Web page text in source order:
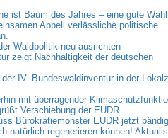
ist Baum des Jahres – eine gute
Appell verlässliche politische
Waldpolitik neu ausrichten
zeigt Nachhaltigkeit der deutschen
IV. Bundeswaldinventur in der
mit überragender
Verschiebung der EUDR
Bürokratiemonster EUDR jetzt
natürlich regenerieren können!